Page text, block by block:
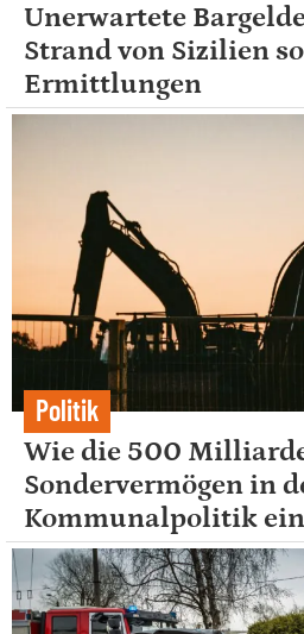
Unerwartete
Strand von Sizilien
Ermittlungen
Politik
Wie die 500
Sondervermögen in
Kommunalpolitik